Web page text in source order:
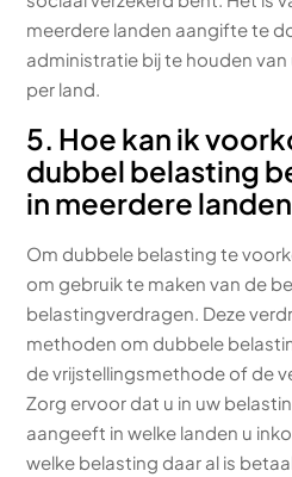
meerdere landen aangifte te
administratie bij te houden
per land.
5. Hoe kan ik
dubbel belasting
in meerdere
Om dubbele belasting te
om gebruik te maken van de
belastingverdragen. Deze
methoden om dubbele
de vrijstellingsmethode of de
Zorg ervoor dat u in uw
aangeeft in welke landen u
welke belasting daar al is